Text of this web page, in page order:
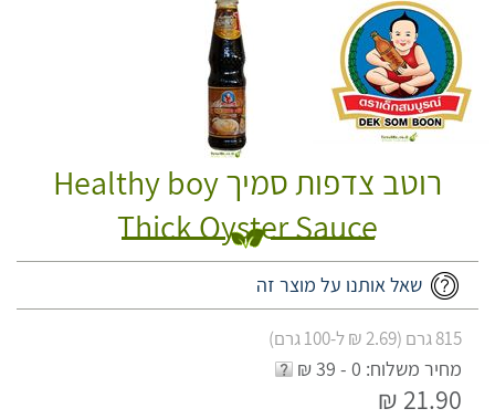
רוטב צדפות סמיך Healthy boy
Thick Oyster Sauce
שאל אותנו על מוצר זה
815 גרם (2.69 ₪ ל-100 גרם)
מחיר משלוח: 0 - 39 ₪
21.90 ₪